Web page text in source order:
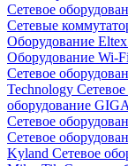
Сетевое
Сетевые
Оборудование Eltex
Оборудование Wi-
Сетевое
Technology
оборудование
Сетевое
Сетевое
Kyland Сетевое